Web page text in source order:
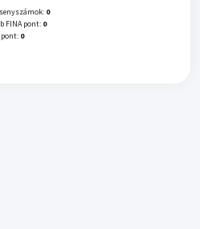
0
FINA pont: 0
pont: 0